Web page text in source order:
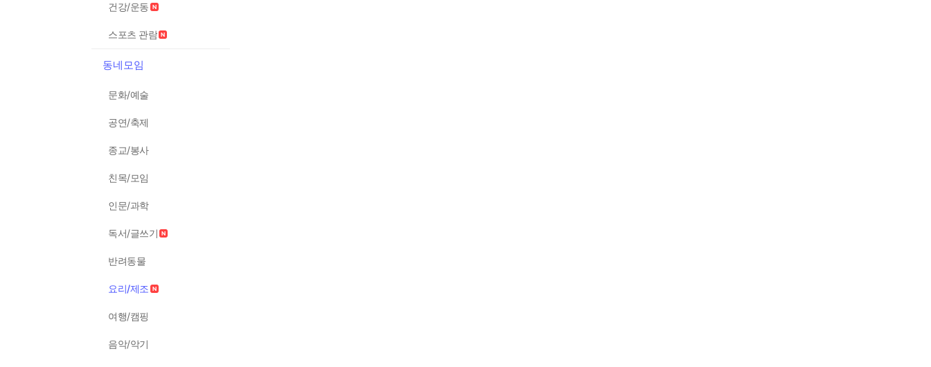
건강/운동
스포츠 관람
동네모임
문화/예술
공연/축제
종교/봉사
친목/모임
인문/과학
독서/글쓰기
반려동물
요리/제조
여행/캠핑
음악/악기